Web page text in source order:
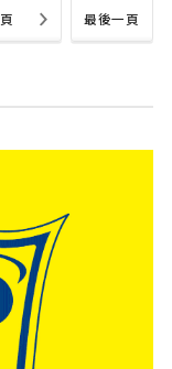
最後一頁